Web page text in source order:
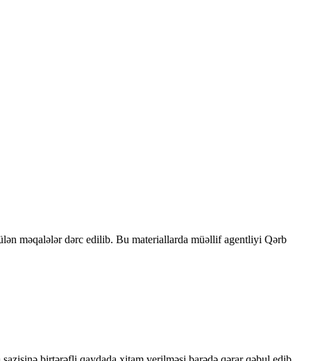
məqalələr dərc edilib. Bu materiallarda müəllif agentliyi Qərb